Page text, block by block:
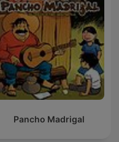
Pancho Madrigal